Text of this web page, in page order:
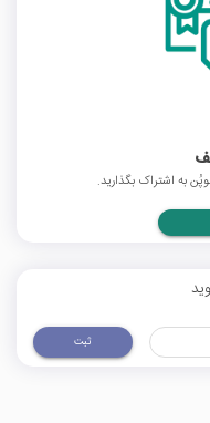
به اشتراک بگذارید.
ثبت